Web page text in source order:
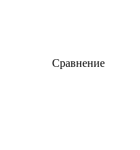
Сравнение